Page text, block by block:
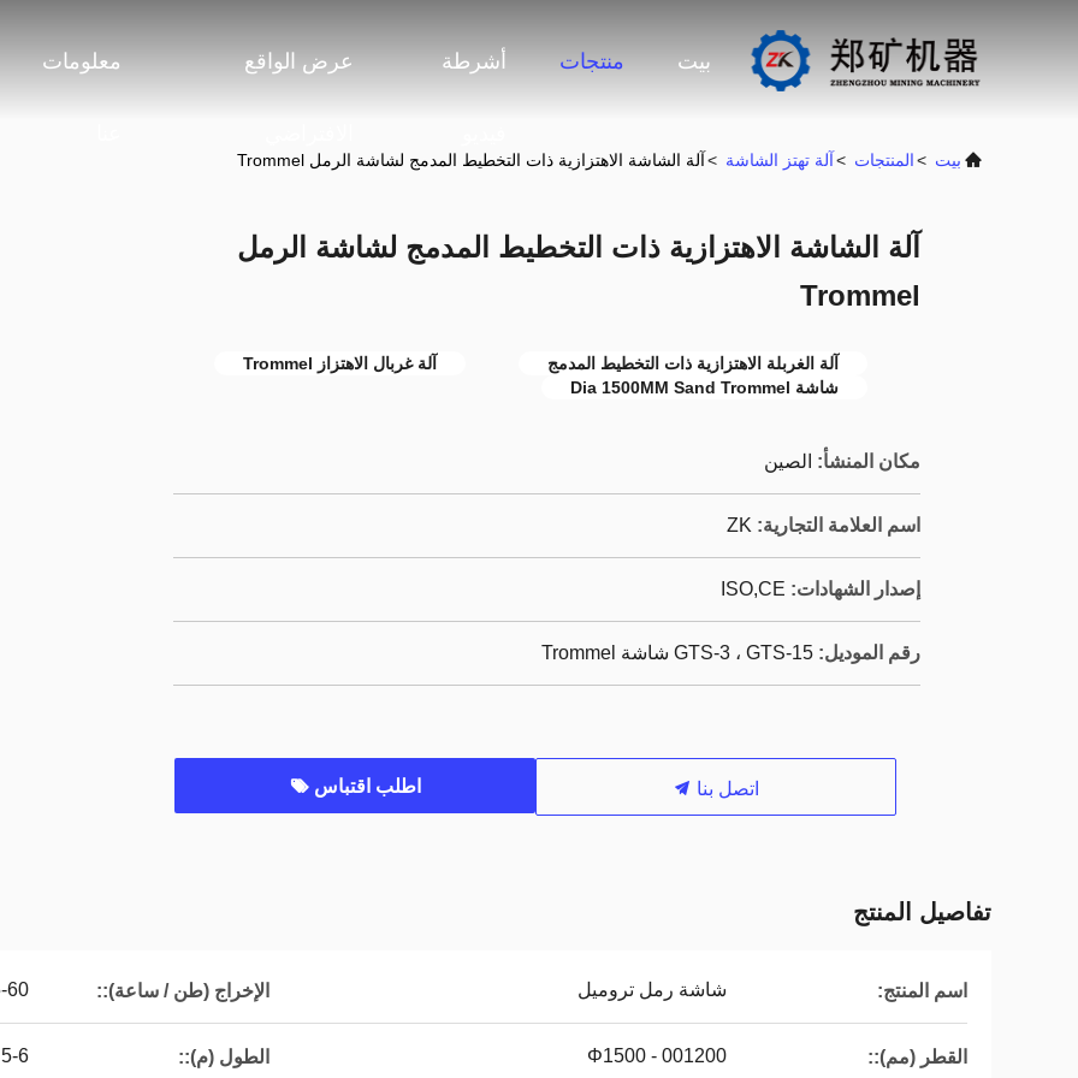
بيت منتجات أشرطة عرض الواقع معلومات
بيت >المنتجات >آلة تهتز الشاشة >آلة الشاشة الاهتزازية ذات التخطيط المدمج لشاشة الرمل Trommel
آلة الشاشة الاهتزازية ذات التخطيط المدمج لشاشة الرمل
Trommel
آلة الغربلة الاهتزازية ذات التخطيط المدمج
آلة غربال الاهتزاز Trommel
شاشة Dia 1500MM Sand Trommel
مكان المنشأ: الصين
اسم العلامة التجارية: ZK
إصدار الشهادات: ISO,CE
رقم الموديل: GTS-3 ، GTS-15 شاشة Trommel
اتصل بنا اطلب اقتباس
تفاصيل المنتج
اسم المنتج: شاشة رمل تروميل الإخراج (طن / ساعة):: 60
القطر (مم):: 001200 - Φ1500 الطول (م):: 6